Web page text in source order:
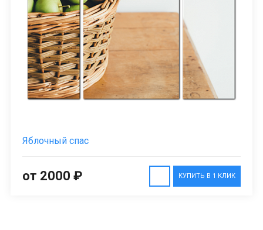
Яблочный спас
КУПИТЬ В 1 КЛИК
от 2000 ₽